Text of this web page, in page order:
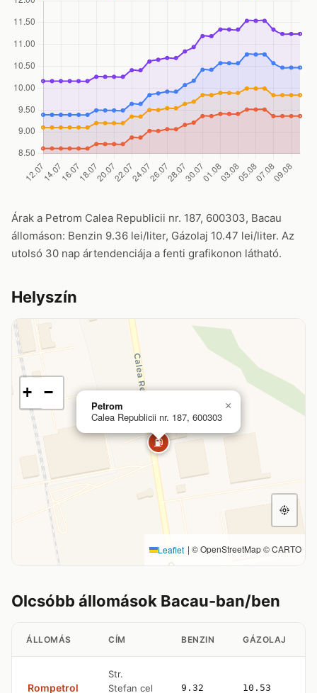
Árak a Petrom Calea Republicii nr. 187, 600303, Bacau
állomáson: Benzin 9.36 lei/liter, Gázolaj 10.47 lei/liter. Az
utolsó 30 nap ártendenciája a fenti grafikonon látható.
Helyszín
⛽
Petrom
Calea Republicii nr. 187, 600303
×
+ −
Leaflet | © OpenStreetMap © CARTO
Olcsóbb állomások Bacau-ban/ben
ÁLLOMÁS CÍM BENZIN GÁZOLAJ
Rompetrol
Str.
Stefan cel
9.32 10.53